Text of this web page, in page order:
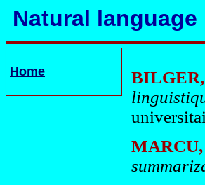
Natural language
Home
MARCU,